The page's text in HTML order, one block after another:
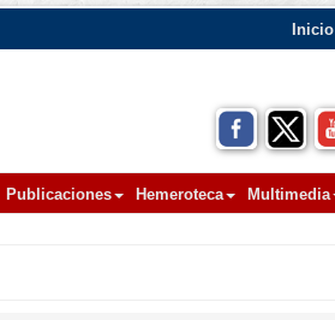
Inicio
Publicaciones Hemeroteca Multimedia